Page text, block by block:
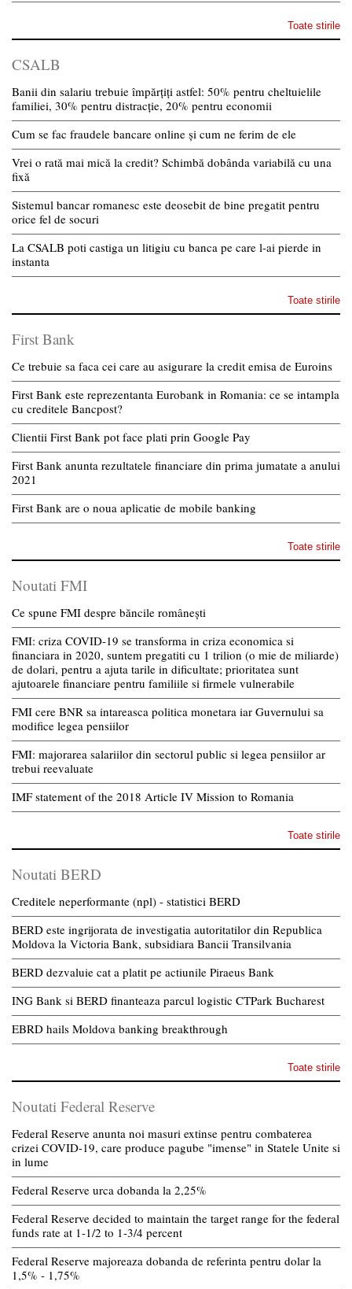
Toate stirile
CSALB
Banii din salariu trebuie împărțiți astfel: 50% pentru cheltuielile
familiei, 30% pentru distracție, 20% pentru economii
Cum se fac fraudele bancare online și cum ne ferim de ele
Vrei o rată mai mică la credit? Schimbă dobânda variabilă cu una
fixă
Sistemul bancar romanesc este deosebit de bine pregatit pentru
orice fel de socuri
La CSALB poti castiga un litigiu cu banca pe care l-ai pierde in
instanta
Toate stirile
First Bank
Ce trebuie sa faca cei care au asigurare la credit emisa de Euroins
First Bank este reprezentanta Eurobank in Romania: ce se intampla
cu creditele Bancpost?
Clientii First Bank pot face plati prin Google Pay
First Bank anunta rezultatele financiare din prima jumatate a anului
2021
First Bank are o noua aplicatie de mobile banking
Toate stirile
Noutati FMI
Ce spune FMI despre băncile românești
FMI: criza COVID-19 se transforma in criza economica si
financiara in 2020, suntem pregatiti cu 1 trilion (o mie de miliarde)
de dolari, pentru a ajuta tarile in dificultate; prioritatea sunt
ajutoarele financiare pentru familiile si firmele vulnerabile
FMI cere BNR sa intareasca politica monetara iar Guvernului sa
modifice legea pensiilor
FMI: majorarea salariilor din sectorul public si legea pensiilor ar
trebui reevaluate
IMF statement of the 2018 Article IV Mission to Romania
Toate stirile
Noutati BERD
Creditele neperformante (npl) - statistici BERD
BERD este ingrijorata de investigatia autoritatilor din Republica
Moldova la Victoria Bank, subsidiara Bancii Transilvania
BERD dezvaluie cat a platit pe actiunile Piraeus Bank
ING Bank si BERD finanteaza parcul logistic CTPark Bucharest
EBRD hails Moldova banking breakthrough
Toate stirile
Noutati Federal Reserve
Federal Reserve anunta noi masuri extinse pentru combaterea
crizei COVID-19, care produce pagube "imense" in Statele Unite si
in lume
Federal Reserve urca dobanda la 2,25%
Federal Reserve decided to maintain the target range for the federal
funds rate at 1-1/2 to 1-3/4 percent
Federal Reserve majoreaza dobanda de referinta pentru dolar la
1,5% - 1,75%